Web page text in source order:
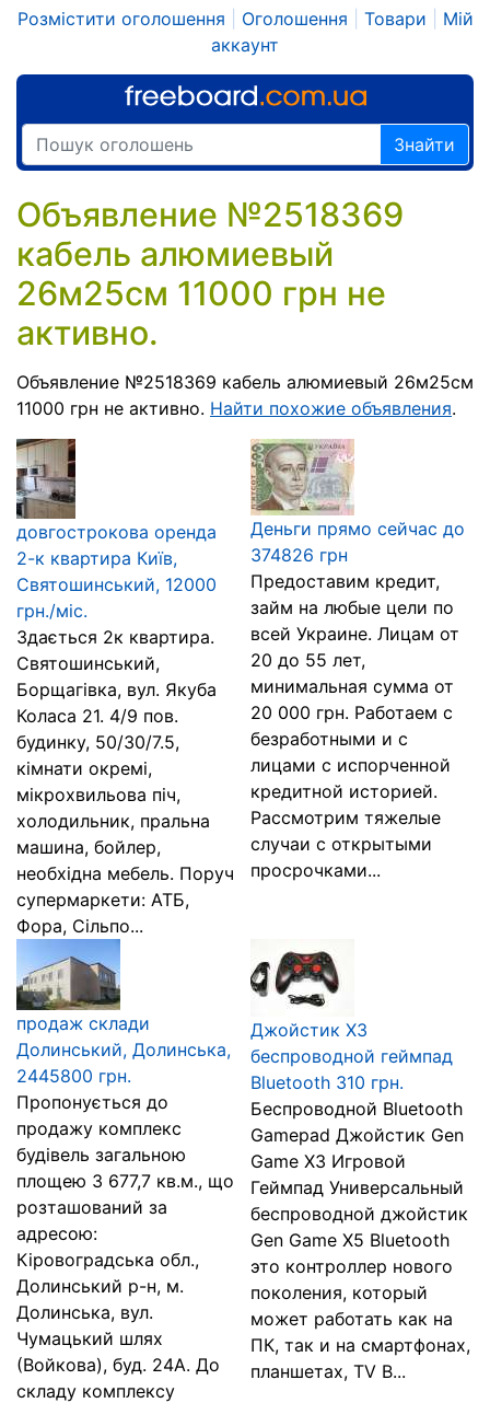
Розмістити оголошення Оголошення Товари
Мій
аккаунт
Знайти
Объявление №2518369
кабель алюмиевый
26м25см 11000 грн не
активно.
Объявление №2518369 кабель алюмиевый 26м25см
11000 грн не активно. Найти похожие объявления.
довгострокова оренда
2-к квартира Київ,
Святошинський, 12000
грн./міс.
Здається 2к квартира.
Святошинський,
Борщагівка, вул. Якуба
Коласа 21. 4/9 пов.
будинку, 50/30/7.5,
кімнати окремі,
мікрохвильова піч,
холодильник, пральна
машина, бойлер,
необхідна мебель. Поруч
супермаркети: АТБ,
Фора, Сільпо...
Деньги прямо сейчас до
374826 грн
Предоставим кредит,
займ на любые цели по
всей Украине. Лицам от
20 до 55 лет,
минимальная сумма от
20 000 грн. Работаем с
безработными и с
лицами с испорченной
кредитной историей.
Рассмотрим тяжелые
случаи с открытыми
просрочками...
продаж склади
Долинський, Долинська,
2445800 грн.
Пропонується до
продажу комплекс
будівель загальною
площею 3 677,7 кв.м., що
розташований за
адресою:
Кіровоградська обл.,
Долинський р-н, м.
Долинська, вул.
Чумацький шлях
(Войкова), буд. 24А. До
складу комплексу
Джойстик X3
беспроводной геймпад
Bluetooth 310 грн.
Беспроводной Bluetooth
Gamepad Джойстик Gen
Game X3 Игровой
Геймпад Универсальный
беспроводной джойстик
Gen Game X5 Bluetooth
это контроллер нового
поколения, который
может работать как на
ПК, так и на смартфонах,
планшетах, TV B...